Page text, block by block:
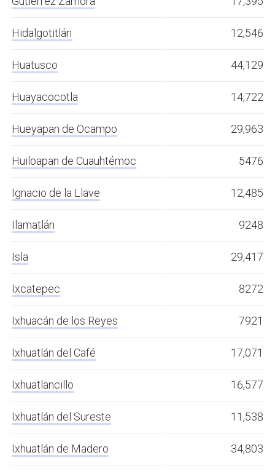
Hidalgotitlán 12,546
Huatusco 44,129
Huayacocotla 14,722
Hueyapan de Ocampo 29,963
Huiloapan de Cuauhtémoc 5476
Ignacio de la Llave 12,485
Ilamatlán 9248
Isla 29,417
Ixcatepec 8272
Ixhuacán de los Reyes 7921
Ixhuatlán del Café 17,071
Ixhuatlancillo 16,577
Ixhuatlán del Sureste 11,538
Ixhuatlán de Madero 34,803